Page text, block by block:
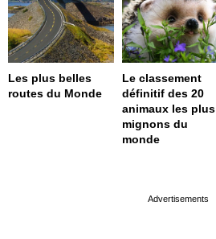
Les plus belles
routes du Monde
Le classement
définitif des 20
animaux les plus
mignons du
monde